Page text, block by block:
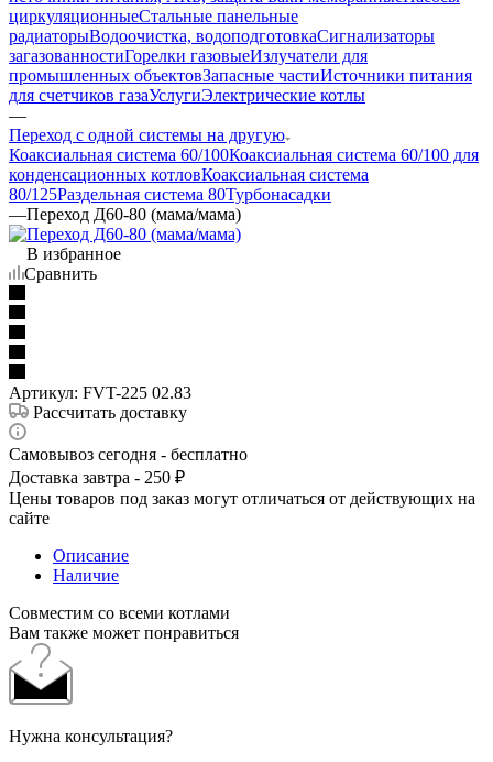
циркуляционныеСтальные панельные
радиаторыВодоочистка, водоподготовкаСигнализаторы
загазованностиГорелки газовыеИзлучатели для
промышленных объектовЗапасные частиИсточники питания
для счетчиков газаУслугиЭлектрические котлы
—
Переход с одной системы на другую
Коаксиальная система 60/100Коаксиальная система 60/100 для
конденсационных котловКоаксиальная система
80/125Раздельная система 80Турбонасадки
—Переход Д60-80 (мама/мама)
В избранное
Сравнить
Артикул: FVT-225 02.83
Рассчитать доставку
Самовывоз сегодня - бесплатно
Доставка завтра - 250 ₽
Цены товаров под заказ могут отличаться от действующих на
сайте
Описание
Наличие
Cовместим со всеми котлами
Вам также может понравиться
Нужна консультация?